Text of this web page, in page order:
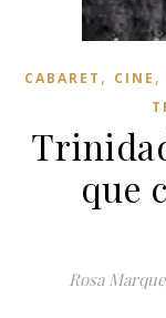
CABARET , CINE ,
que
Rosa